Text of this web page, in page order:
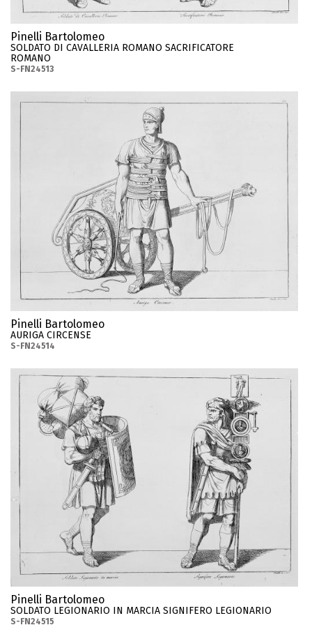
Pinelli Bartolomeo
SOLDATO DI CAVALLERIA ROMANO SACRIFICATORE
ROMANO
S-FN24513
Pinelli Bartolomeo
AURIGA CIRCENSE
S-FN24514
Pinelli Bartolomeo
SOLDATO LEGIONARIO IN MARCIA SIGNIFERO LEGIONARIO
S-FN24515